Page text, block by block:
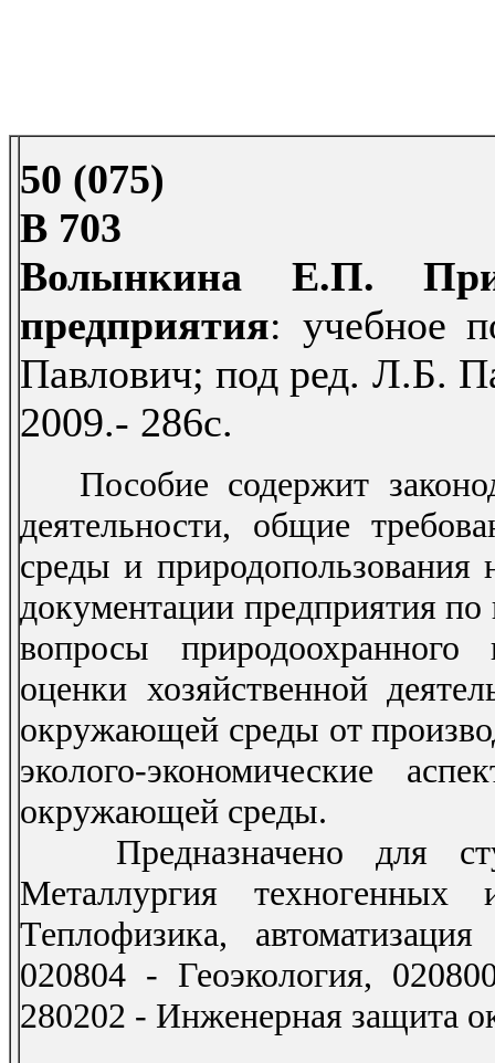
50 (075)
В 703
Волынкина Е.П.
предприятия: учебное
Павлович; под ред. Л.Б.
2009.- 286с.
Пособие содержит
деятельности, общие
среды и
документации предприятия
вопросы
оценки хозяйственной
окружающей среды от
эколого-экономические
окружающей среды.
Предназначено для
Металлургия
Теплофизика,
020804 - Геоэкология,
280202 - Инженерная защита